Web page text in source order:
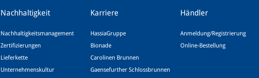
Nachhaltigkeit
Nachhaltigkeitsmanagement
Zertifizierungen
Lieferkette
Unternehmenskultur
Karriere
HassiaGruppe
Bionade
Carolinen Brunnen
Gaensefurther Schlossbrunnen
Händler
Anmeldung/Registrierung
Online-Bestellung